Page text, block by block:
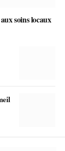
soins locaux